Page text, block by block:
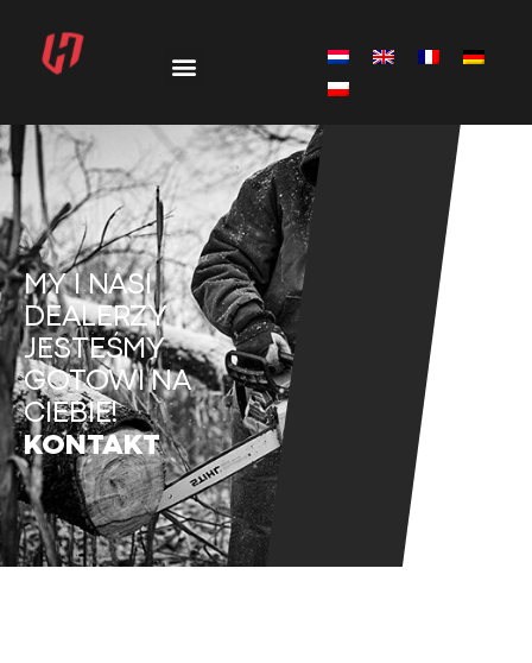
MY I NASI
DEALERZY
JESTEŚMY
GOTOWI NA
CIEBIE!
KONTAKT